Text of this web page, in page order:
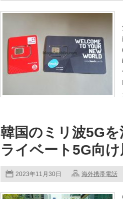
韓国のミリ波5G
ライベート5G向
2023年11月30日 海外携帯電話